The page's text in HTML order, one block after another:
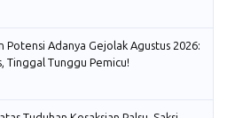
Potensi Adanya Gejolak Agustus 2026:
Tinggal Tunggu Pemicu!